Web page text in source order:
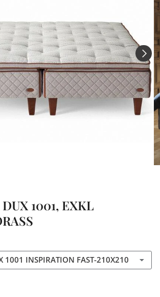
1001, EXKL
1001 INSPIRATION FAST-210X210